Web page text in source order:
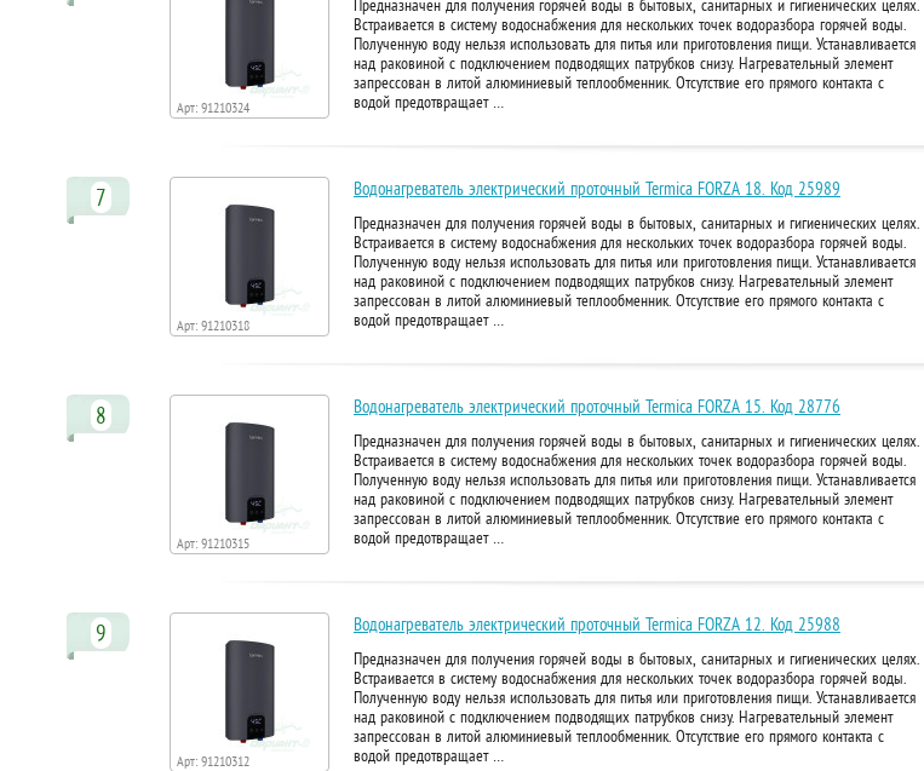
Арт: 91210324
Предназначен для получения горячей воды в бытовых, санитарных и гигиенических целях.
Встраивается в систему водоснабжения для нескольких точек водоразбора горячей воды.
Полученную воду нельзя использовать для питья или приготовления пищи. Устанавливается
над раковиной с подключением подводящих патрубков снизу. Нагревательный элемент
запрессован в литой алюминиевый теплообменник. Отсутствие его прямого контакта с
водой предотвращает …
7
Арт: 91210318
Водонагреватель электрический проточный Termica FORZA 18. Код 25989
Предназначен для получения горячей воды в бытовых, санитарных и гигиенических целях.
Встраивается в систему водоснабжения для нескольких точек водоразбора горячей воды.
Полученную воду нельзя использовать для питья или приготовления пищи. Устанавливается
над раковиной с подключением подводящих патрубков снизу. Нагревательный элемент
запрессован в литой алюминиевый теплообменник. Отсутствие его прямого контакта с
водой предотвращает …
8
Арт: 91210315
Водонагреватель электрический проточный Termica FORZA 15. Код 28776
Предназначен для получения горячей воды в бытовых, санитарных и гигиенических целях.
Встраивается в систему водоснабжения для нескольких точек водоразбора горячей воды.
Полученную воду нельзя использовать для питья или приготовления пищи. Устанавливается
над раковиной с подключением подводящих патрубков снизу. Нагревательный элемент
запрессован в литой алюминиевый теплообменник. Отсутствие его прямого контакта с
водой предотвращает …
9
Арт: 91210312
Водонагреватель электрический проточный Termica FORZA 12. Код 25988
Предназначен для получения горячей воды в бытовых, санитарных и гигиенических целях.
Встраивается в систему водоснабжения для нескольких точек водоразбора горячей воды.
Полученную воду нельзя использовать для питья или приготовления пищи. Устанавливается
над раковиной с подключением подводящих патрубков снизу. Нагревательный элемент
запрессован в литой алюминиевый теплообменник. Отсутствие его прямого контакта с
водой предотвращает …